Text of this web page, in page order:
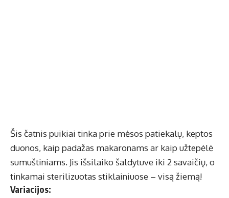
Šis čatnis puikiai tinka prie mėsos patiekalų, keptos
duonos, kaip padažas makaronams ar kaip užtepėlė
sumuštiniams. Jis išsilaiko šaldytuve iki 2 savaičių, o
tinkamai sterilizuotas stiklainiuose – visą žiemą!
Variacijos: